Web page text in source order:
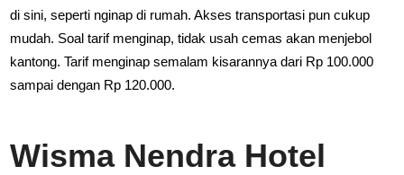
di sini, seperti nginap di rumah. Akses transportasi pun cukup
mudah. Soal tarif menginap, tidak usah cemas akan menjebol
kantong. Tarif menginap semalam kisarannya dari Rp 100.000
sampai dengan Rp 120.000.
Wisma Nendra Hotel